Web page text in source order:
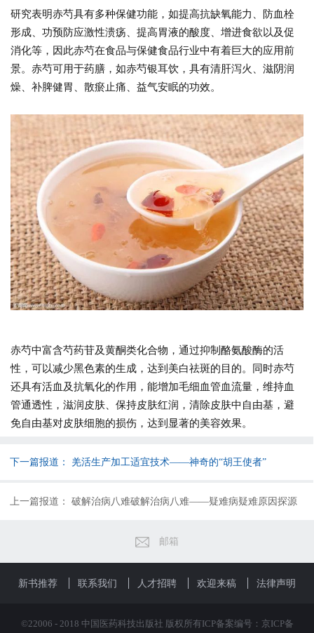
研究表明赤芍具有多种保健功能，如提高抗缺氧能力、防血栓
形成、功预防应激性溃疡、提高胃液的酸度、增进食欲以及促
消化等，因此赤芍在食品与保健食品行业中有着巨大的应用前
景。赤芍可用于药膳，如赤芍银耳饮，具有清肝泻火、滋阴润
燥、补脾健胃、散瘀止痛、益气安眠的功效。
赤芍中富含芍药苷及黄酮类化合物，通过抑制酪氨酸酶的活
性，可以减少黑色素的生成，达到美白祛斑的目的。同时赤芍
还具有活血及抗氧化的作用，能增加毛细血管血流量，维持血
管通透性，滋润皮肤、保持皮肤红润，清除皮肤中自由基，避
免自由基对皮肤细胞的损伤，达到显著的美容效果。
下一篇报道： 羌活生产加工适宜技术——神奇的“胡王使者”
上一篇报道： 破解治病八难破解治病八难——疑难病疑难原因探源
邮箱
新书推荐 联系我们 人才招聘 欢迎来稿 法律声明
©22006 - 2018 中国医药科技出版社 版权所有ICP备案编号：京ICP备